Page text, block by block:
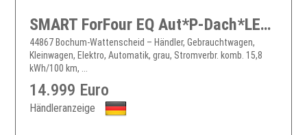
SMART ForFour EQ Aut*P-Dach*LED*RÜKA*Sitzhzg*Allwetter
44867 Bochum-Wattenscheid – Händler, Gebrauchtwagen,
Kleinwagen, Elektro, Automatik, grau, Stromverbr. komb. 15,8
kWh/100 km, ...
14.999 Euro
Händleranzeige